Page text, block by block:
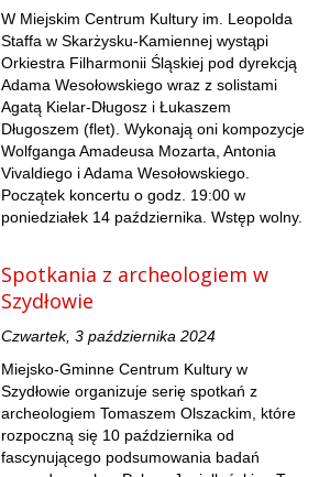
W Miejskim Centrum Kultury im. Leopolda
Staffa w Skarżysku-Kamiennej wystąpi
Orkiestra Filharmonii Śląskiej pod dyrekcją
Adama Wesołowskiego wraz z solistami
Agatą Kielar-Długosz i Łukaszem
Długoszem (flet). Wykonają oni kompozycje
Wolfganga Amadeusa Mozarta, Antonia
Vivaldiego i Adama Wesołowskiego.
Początek koncertu o godz. 19:00 w
poniedziałek 14 października. Wstęp wolny.
Spotkania z archeologiem w
Szydłowie
Czwartek, 3 października 2024
Miejsko-Gminne Centrum Kultury w
Szydłowie organizuje serię spotkań z
archeologiem Tomaszem Olszackim, które
rozpoczną się 10 października od
fascynującego podsumowania badań